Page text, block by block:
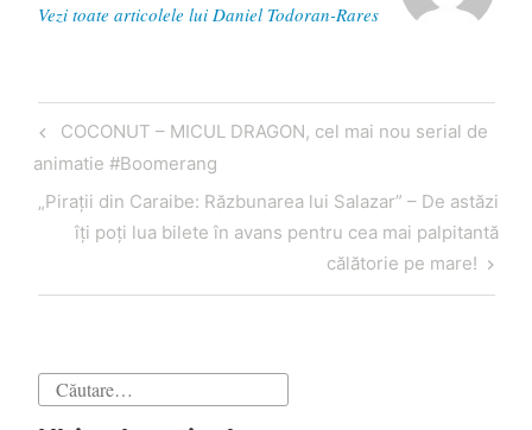
Vezi toate articolele lui Daniel Todoran-Rares
Navigare
în
articole
Articol
anterior
COCONUT – MICUL DRAGON, cel mai nou serial de
animatie #Boomerang
Articol
următor
„Piraţii din Caraibe: Răzbunarea lui Salazar” – De astăzi
îţi poţi lua bilete în avans pentru cea mai palpitantă
călătorie pe mare!
Caută